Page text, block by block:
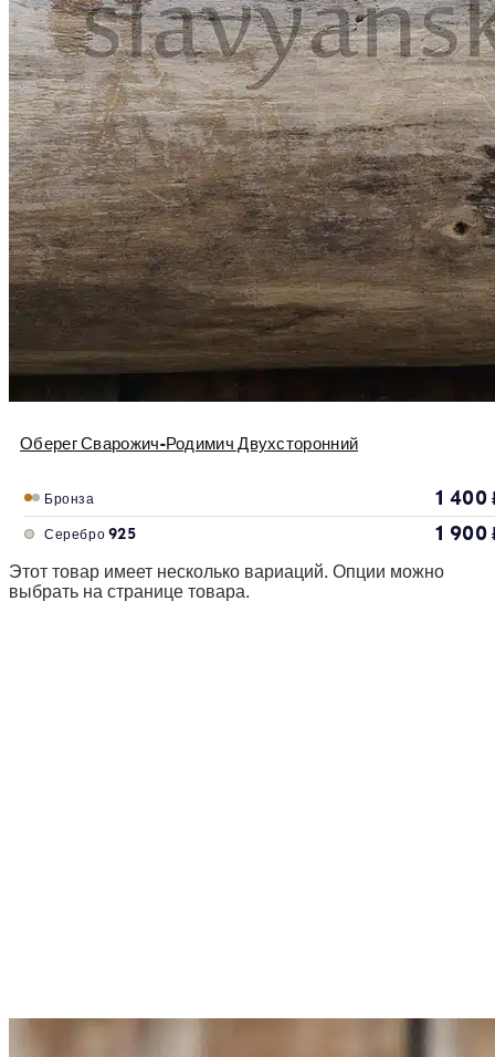
Оберег Сварожич-Родимич Двухсторонний
Бронза 1 400
Серебро 925 1 900
Этот товар имеет несколько вариаций. Опции можно
выбрать на странице товара.